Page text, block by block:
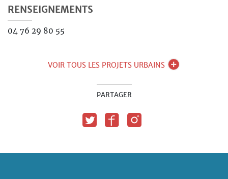
RENSEIGNEMENTS
04 76 29 80 55
VOIR TOUS LES PROJETS URBAINS
PARTAGER